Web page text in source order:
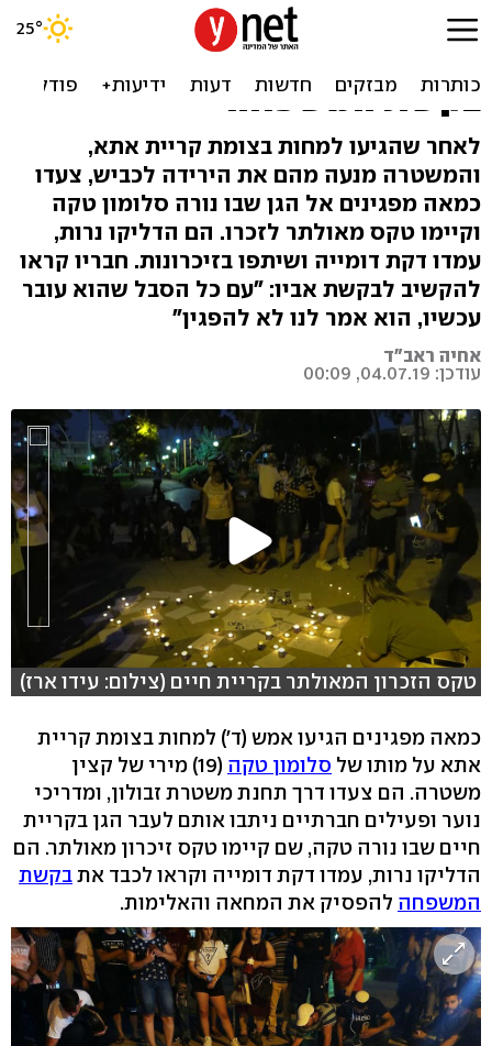
ההפגנה בקריות הפכה לטקס
לזכר סלומון: "מכבדים את
בקשת המשפחה"
לאחר שהגיעו למחות בצומת קריית אתא,
והמשטרה מנעה מהם את הירידה לכביש, צעדו
כמאה מפגינים אל הגן שבו נורה סלומון טקה
וקיימו טקס מאולתר לזכרו. הם הדליקו נרות,
עמדו דקת דומייה ושיתפו בזיכרונות. חבריו קראו
להקשיב לבקשת אביו: "עם כל הסבל שהוא עובר
עכשיו, הוא אמר לנו לא להפגין"
אחיה ראב"ד
עודכן: 04.07.19, 00:09
טקס הזכרון המאולתר בקריית חיים (צילום: עידו ארז)
כמאה מפגינים הגיעו אמש (ד') למחות בצומת קריית
אתא על מותו של סלומון טקה
(19) מירי של קצין
משטרה. הם צעדו דרך תחנת משטרת זבולון, ומדריכי
נוער ופעילים חברתיים ניתבו אותם לעבר הגן בקריית
חיים שבו נורה טקה, שם קיימו טקס זיכרון מאולתר. הם
הדליקו נרות, עמדו דקת דומייה וקראו לכבד אתבקשת
המשפחה להפסיק את המחאה והאלימות.